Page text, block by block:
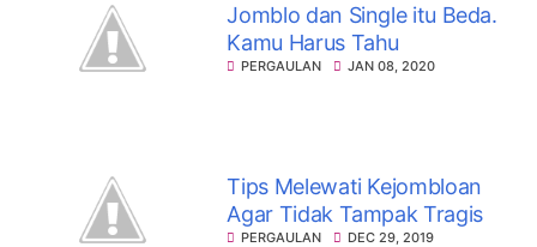
Jomblo dan Single itu Beda.
Kamu Harus Tahu
PERGAULAN JAN 08, 2020
Tips Melewati Kejombloan
Agar Tidak Tampak Tragis
PERGAULAN DEC 29, 2019